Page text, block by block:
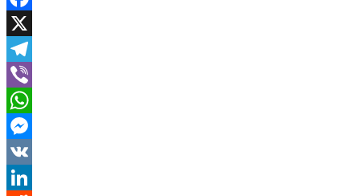
Facebook
X
Telegram
Viber
WhatsApp
Messenger
VK